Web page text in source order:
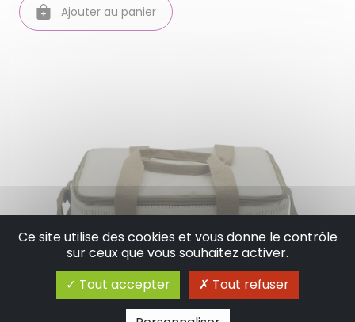
Ajouter au panier
Ce site utilise des cookies et vous donne le contrôle
sur ceux que vous souhaitez activer.
Tout accepter
Tout refuser